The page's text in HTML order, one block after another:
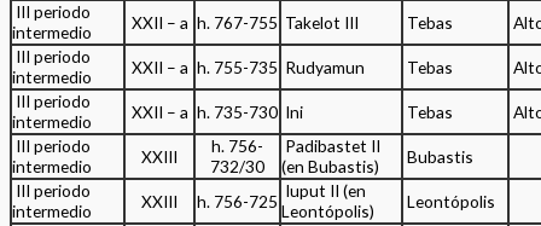
III periodo
intermedio
XXII – a h. 767-755 Takelot III Tebas
III periodo
intermedio
XXII – a h. 755-735 Rudyamun Tebas
III periodo
intermedio
XXII – a h. 735-730 Ini Tebas
III periodo
intermedio
XXIII
h. 756-
732/30
Padibastet II
(en Bubastis)
Bubastis
III periodo
intermedio
XXIII h. 756-725
Iuput II (en
Leontópolis)
Leontópolis